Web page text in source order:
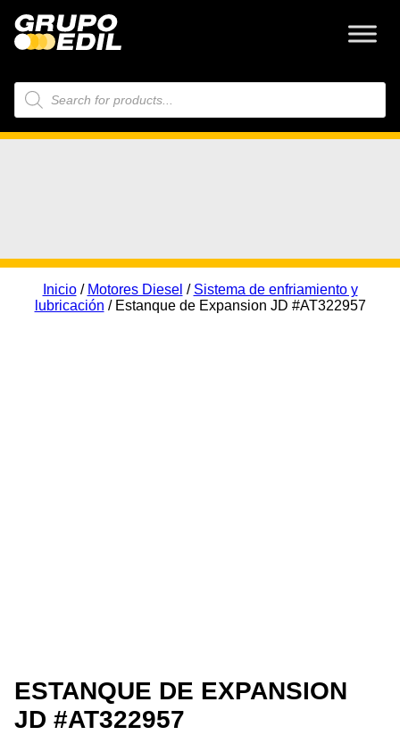
Búsqueda
de
productos
Inicio/ Motores Diesel / Sistema de enfriamiento y
lubricación / Estanque de Expansion JD #AT322957
ESTANQUE DE EXPANSION
JD #AT322957